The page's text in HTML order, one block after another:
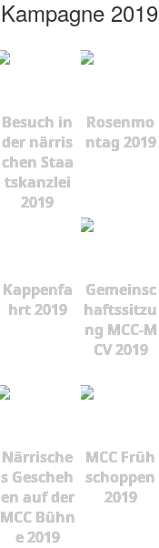
Kampagne 2019
Besuch in
der närris
chen Staa
tskanzlei
2019
Rosenmo
ntag 2019
Kappenfa
hrt 2019
Gemeinsc
haftssitzu
ng MCC-M
CV 2019
Närrische
s Gescheh
en auf der
MCC Bühn
e 2019
MCC Früh
schoppen
2019